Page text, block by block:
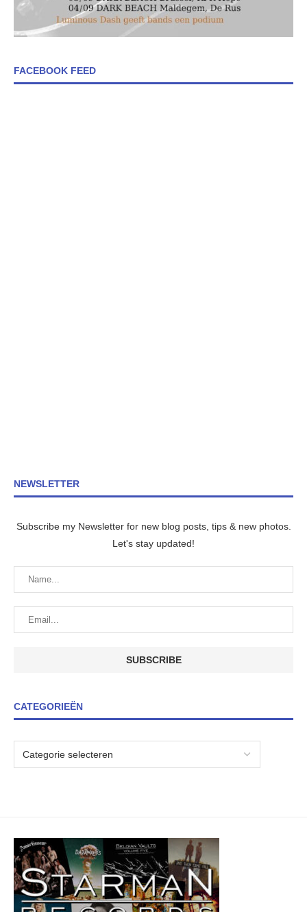
FACEBOOK FEED
NEWSLETTER
Subscribe my Newsletter for new blog posts, tips & new photos.
Let's stay updated!
CATEGORIEËN